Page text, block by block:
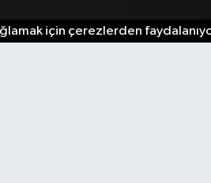
için çerezlerden